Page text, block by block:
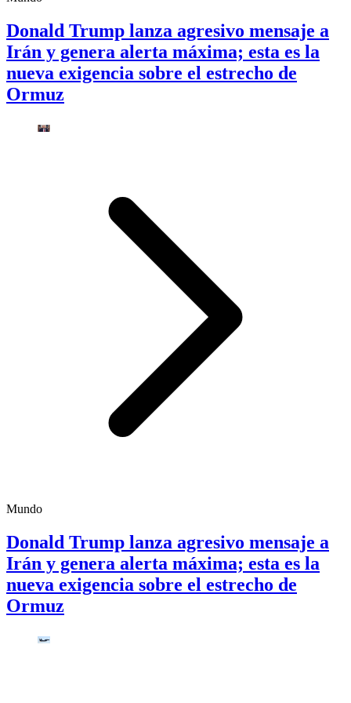
Donald Trump lanza agresivo mensaje a
Irán y genera alerta máxima; esta es la
nueva exigencia sobre el estrecho de
Ormuz
Mundo
Donald Trump lanza agresivo mensaje a
Irán y genera alerta máxima; esta es la
nueva exigencia sobre el estrecho de
Ormuz